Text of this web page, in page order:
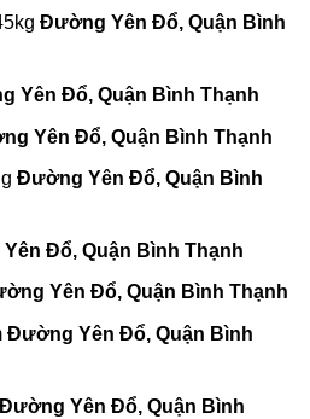
Đường Yên Ðổ, Quận Bình
Yên Ðổ, Quận Bình Thạnh
Yên Ðổ, Quận Bình Thạnh
Đường Yên Ðổ, Quận Bình
Ðổ, Quận Bình Thạnh
Yên Ðổ, Quận Bình Thạnh
Đường Yên Ðổ, Quận Bình
Đường Yên Ðổ, Quận Bình